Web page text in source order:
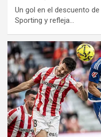
Un gol en el descuento
Sporting y refleja…